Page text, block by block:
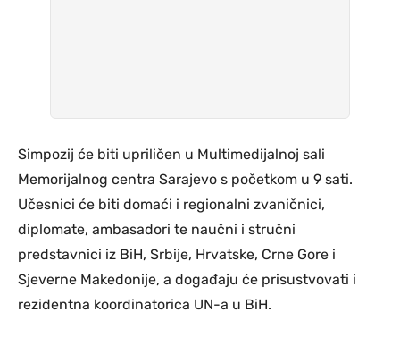
Simpozij će biti upriličen u Multimedijalnoj sali
Memorijalnog centra Sarajevo s početkom u 9 sati.
Učesnici će biti domaći i regionalni zvaničnici,
diplomate, ambasadori te naučni i stručni
predstavnici iz BiH, Srbije, Hrvatske, Crne Gore i
Sjeverne Makedonije, a događaju će prisustvovati i
rezidentna koordinatorica UN-a u BiH.